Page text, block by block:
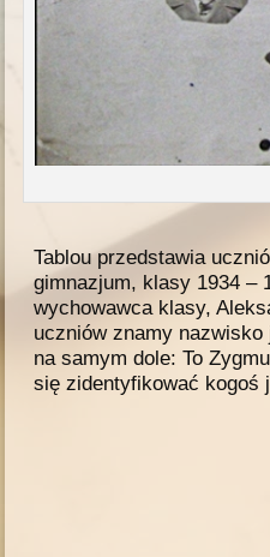
Tablou przedstawia
gimnazjum, klasy 1934 –
wychowawca klasy,
uczniów znamy
na samym dole: To
się zidentyfikować kogoś